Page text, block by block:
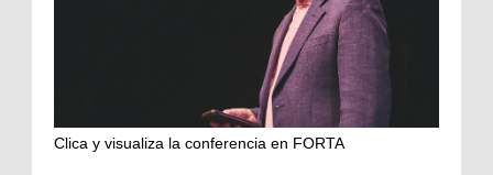
Clica y visualiza la conferencia en FORTA